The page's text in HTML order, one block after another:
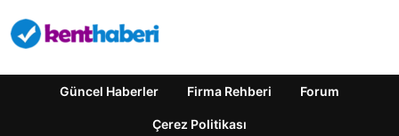
Güncel Haberler Firma Rehberi Forum
Çerez Politikası